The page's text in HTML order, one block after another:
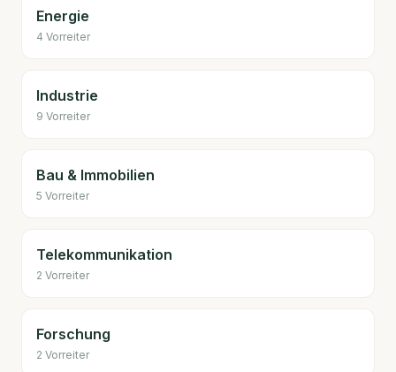
Energie
4 Vorreiter
Industrie
9 Vorreiter
Bau & Immobilien
5 Vorreiter
Telekommunikation
2 Vorreiter
Forschung
2 Vorreiter